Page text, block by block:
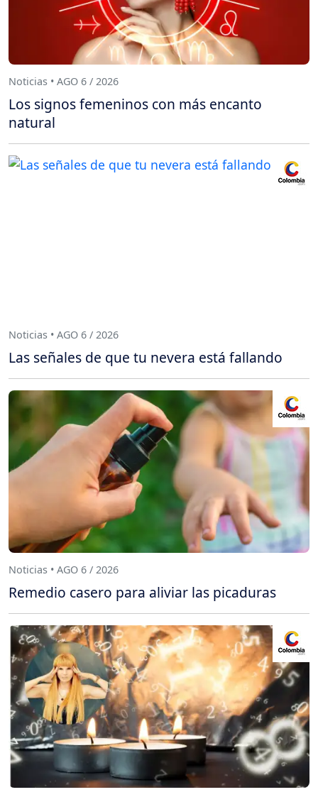
Noticias • AGO 6 / 2026
Los signos femeninos con más encanto
natural
Noticias • AGO 6 / 2026
Las señales de que tu nevera está fallando
Noticias • AGO 6 / 2026
Remedio casero para aliviar las picaduras